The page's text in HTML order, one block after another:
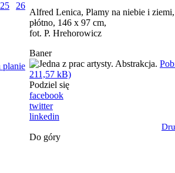
25
26
planie
Alfred Lenica, Plamy na niebie i
płótno, 146 x 97 cm,
fot. P. Hrehorowicz
Baner
211,57 kB)
Podziel się
facebook
twitter
linkedin
Do góry